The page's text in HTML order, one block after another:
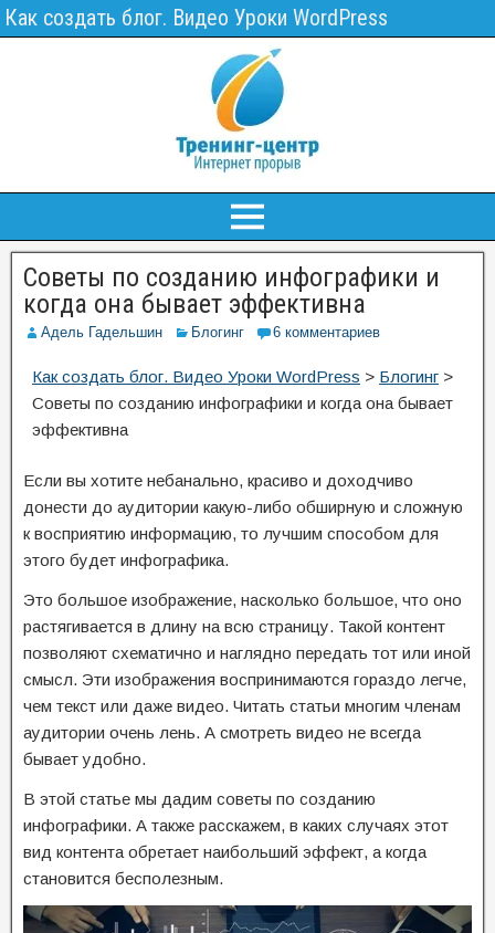
Как создать блог. Видео Уроки WordPress
Советы по созданию инфографики и
когда она бывает эффективна
Адель Гадельшин Блогинг 6 комментариев
Как создать блог. Видео Уроки WordPress > Блогинг >
Советы по созданию инфографики и когда она бывает
эффективна
Если вы хотите небанально, красиво и доходчиво
донести до аудитории какую-либо обширную и сложную
к восприятию информацию, то лучшим способом для
этого будет инфографика.
Это большое изображение, насколько большое, что оно
растягивается в длину на всю страницу. Такой контент
позволяют схематично и наглядно передать тот или иной
смысл. Эти изображения воспринимаются гораздо легче,
чем текст или даже видео. Читать статьи многим членам
аудитории очень лень. А смотреть видео не всегда
бывает удобно.
В этой статье мы дадим советы по созданию
инфографики. А также расскажем, в каких случаях этот
вид контента обретает наибольший эффект, а когда
становится бесполезным.